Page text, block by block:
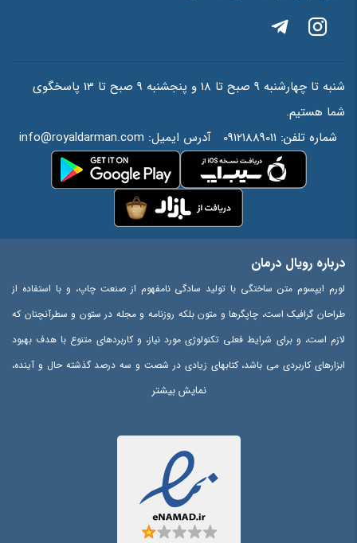
شنبه تا چهارشنبه 9 صبح تا 18 و پنجشنبه 9 صبح تا 13 پاسخگوی
شما هستیم.
شماره تلفن: 09121889011 آدرس ایمیل: info@royaldarman.com
درباره رویال درمان
لورم ایپسوم متن ساختگی با تولید سادگی نامفهوم از صنعت چاپ، و با استفاده از
طراحان گرافیک است، چاپگرها و متون بلکه روزنامه و مجله در ستون و سطرآنچنان که
لازم است، و برای شرایط فعلی تکنولوژی مورد نیاز، و کاربردهای متنوع با هدف بهبود
ابزارهای کاربردی می باشد، کتابهای زیادی در شصت و سه درصد گذشته حال و آینده،
شناخت فراوان جامعه و متخصصان را می طلبد، تا با نرم افزارها شناخت بیشتری را
ایجاد کرد، در این صورت می توان امید داشت که تمام و دشواری موجود در ارائه
راهکارها، و شرایط سخت تایپ به پایان رسد و زمان مورد نیاز شامل حروفچینی
دستاوردهای اصلی، و جوابگوی سوالات پیوسته اهل دنیای موجود طراحی اساسا مورد
نمایش بیشتر